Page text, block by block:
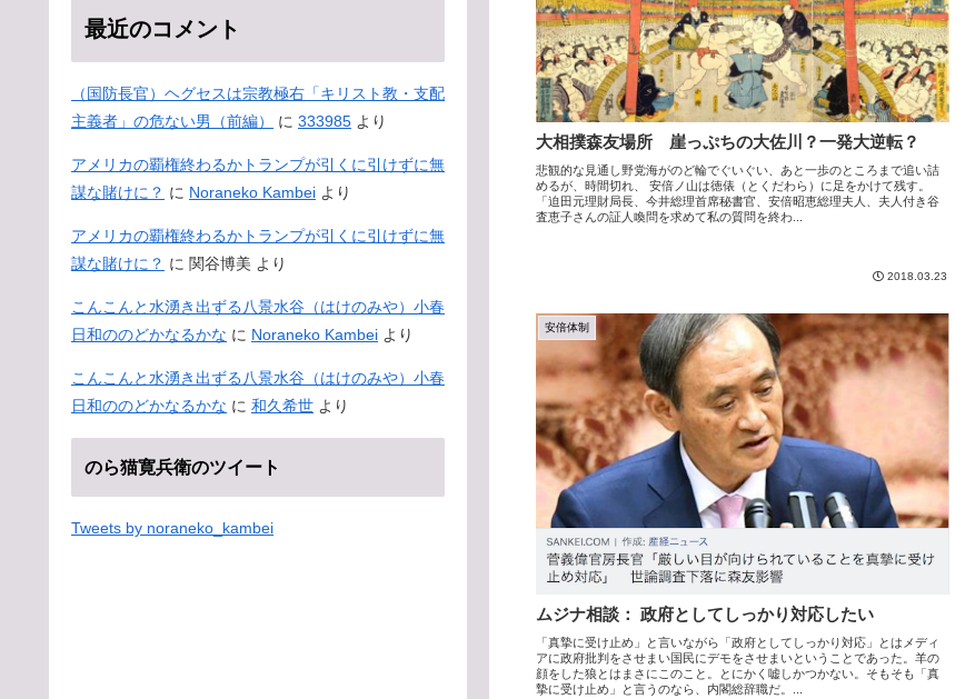
大相撲森友場所 崖っぷちの大佐川？一発大逆転？
悲観的な見通し野党海がのど輪でぐいぐい、あと一歩のところまで追い詰
めるが、時間切れ、 安倍ノ山は徳俵（とくだわら）に足をかけて残す。
「迫田元理財局長、今井総理首席秘書官、安倍昭恵総理夫人、夫人付き谷
査恵子さんの証人喚問を求めて私の質問を終わ...
2018.03.23
安倍体制
ムジナ相談： 政府としてしっかり対応したい
「真摯に受け止め」と言いながら「政府としてしっかり対応」とはメディ
アに政府批判をさせまい国民にデモをさせまいということであった。羊の
顔をした狼とはまさにこのこと。とにかく嘘しかつかない。そもそも「真
摯に受け止め」と言うのなら、内閣総辞職だ。...
最近のコメント
（国防長官）ヘグセスは宗教極右「キリスト教・支配
主義者」の危ない男（前編）
に 333985 より
アメリカの覇権終わるかトランプが引くに引けずに無
謀な賭けに？ に Noraneko Kambei より
アメリカの覇権終わるかトランプが引くに引けずに無
謀な賭けに？ に 関谷博美 より
こんこんと水湧き出ずる八景水谷（はけのみや）小春
日和ののどかなるかな に Noraneko Kambei より
こんこんと水湧き出ずる八景水谷（はけのみや）小春
日和ののどかなるかな に 和久希世 より
のら猫寛兵衛のツイート
Tweets by noraneko_kambei